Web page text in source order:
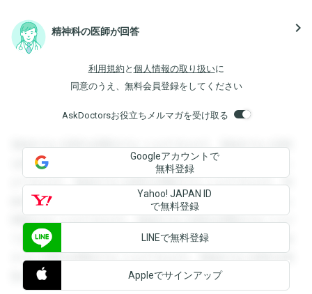
精神科の医師が回答 navigate_next
利用規約 と 個人情報の取り扱いに
同意のうえ、無料会員登録をしてください
AskDoctorsお役立ちメルマガを受け取る
登録すると回答を閲覧することができます。登録すると回答
を閲覧することができます。登録すると回答を閲覧すること
ができます。登録すると回答を閲覧することができます。登
録すると回答を閲覧することができます。登録すると回答を
閲覧することができます。登録すると回答を閲覧することが
できます。登録すると回答を閲覧することができます。登録
すると回答を閲覧することができます。登録すると回答を閲
覧することができます。
Googleアカウントで
無料登録
Yahoo! JAPAN ID
で無料登録
LINEで無料登録
Appleでサインアップ